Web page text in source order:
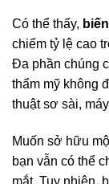
Có thể thấy,
chiếm tỷ lệ cao
Đa phần chúng
thẩm mỹ không
thuật sơ sài,
Muốn sở hữu
bạn vẫn có thể